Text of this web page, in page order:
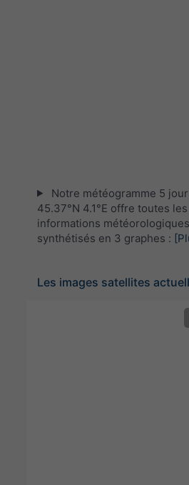
Notre météogramme 5
45.37°N 4.1°E offre toutes les
informations météorologiques
synthétisés en 3 graphes :
Les images satellites